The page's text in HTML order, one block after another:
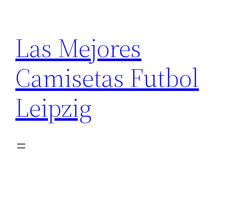
contenido
Las Mejores
Camisetas Futbol
Leipzig